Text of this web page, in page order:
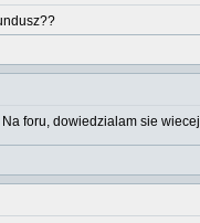
foru, dowiedzialam sie wiecej